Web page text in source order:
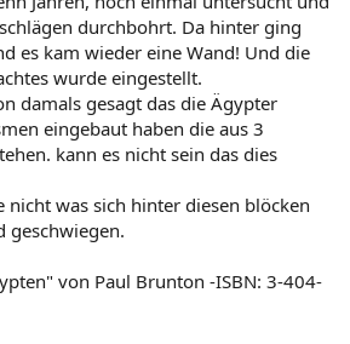
durchbohrt. Da hinter ging
es kam wieder eine Wand! Und die
wurde eingestellt.
damals gesagt das die Ägypter
eingebaut haben die aus 3
kann es nicht sein das dies
nicht was sich hinter diesen blöcken
geschwiegen.
von Paul Brunton -ISBN: 3-404-